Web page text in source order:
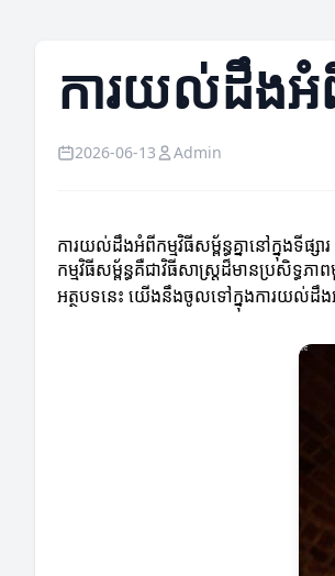
ការយល់ដឹងអំពី
2026-06-13 Admin
ការយល់ដឹងអំពីកម្មវិធីសម្ព័ន្ធគ្នានៅក្នុងទីផ្សារ
កម្មវិធីសម្ព័ន្ធគឺជាវិធីសាស្ត្រដ៏មានប្រសិទ្
អត្ថបទនេះ យើងនឹងចូលទៅក្នុងការយល់ដឹងអំ